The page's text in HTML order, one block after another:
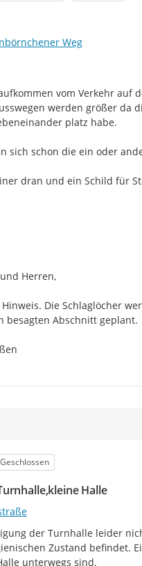
Weg
vom Verkehr auf
werden größer da
platz habe.
sich schon die ein oder
dran und ein Schild für
Herren,
Die Schlaglöcher
besagten Abschnitt geplant.
Status
Geschlossen
Halle
der Turnhalle leider
Zustand befindet.
unterwegs sind.